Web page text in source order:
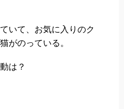
いて、お気に入りのク
がのっている。
は？